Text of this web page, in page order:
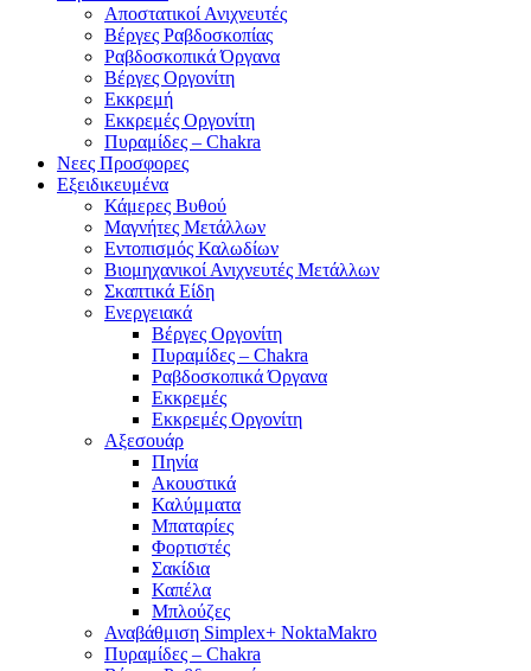
Αποστατικοί Ανιχνευτές
Βέργες Ραβδοσκοπίας
Ραβδοσκοπικά Όργανα
Βέργες Οργονίτη
Εκκρεμή
Εκκρεμές Οργονίτη
Πυραμίδες – Chakra
Νεες Προσφορες
Εξειδικευμένα
Κάμερες Βυθού
Μαγνήτες Μετάλλων
Εντοπισμός Καλωδίων
Βιομηχανικοί Ανιχνευτές Μετάλλων
Σκαπτικά Είδη
Ενεργειακά
Βέργες Οργονίτη
Πυραμίδες – Chakra
Ραβδοσκοπικά Όργανα
Εκκρεμές
Εκκρεμές Οργονίτη
Αξεσουάρ
Πηνία
Ακουστικά
Καλύμματα
Μπαταρίες
Φορτιστές
Σακίδια
Καπέλα
Μπλούζες
Αναβάθμιση Simplex+ NoktaMakro
Πυραμίδες – Chakra